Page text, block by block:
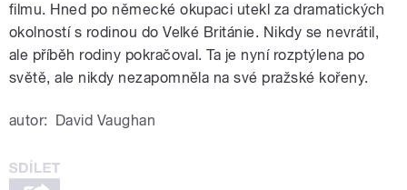
filmu. Hned po německé okupaci utekl za dramatických
okolností s rodinou do Velké Británie. Nikdy se nevrátil,
ale příběh rodiny pokračoval. Ta je nyní rozptýlena po
světě, ale nikdy nezapomněla na své pražské kořeny.
autor: David Vaughan